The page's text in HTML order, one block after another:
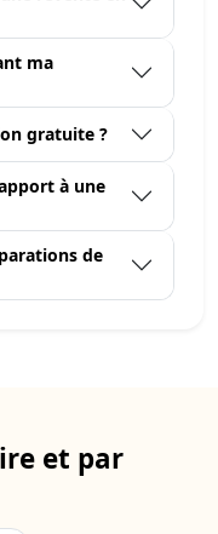
ma
gratuite ?
à une
de
et par